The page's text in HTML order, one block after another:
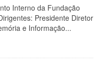
Interno da Fundação
Presidente Diretor
e Informação...